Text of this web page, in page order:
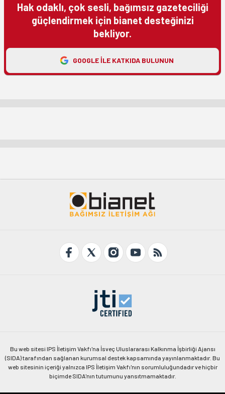
Hak odaklı, çok sesli, bağımsız gazeteciliği
güçlendirmek için bianet desteğinizi
bekliyor.
GOOGLE ILE KATKIDA BULUNUN
Bu web sitesi IPS İletişim Vakfı'na İsveç Uluslararası Kalkınma İşbirliği Ajansı
(SIDA) tarafından sağlanan kurumsal destek kapsamında yayınlanmaktadır. Bu
web sitesinin içeriği yalnızca IPS İletişim Vakfı'nın sorumluluğundadır ve hiçbir
biçimde SIDA'nın tutumunu yansıtmamaktadır.